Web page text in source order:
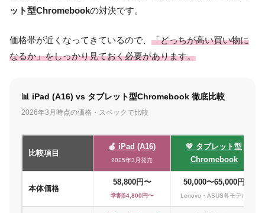
ット型Chromebookの対決です。
価格帯が近くなってきているので、 「どっちが高い買い物に
なるか」をしっかり見ておく必要があります。
📊 iPad (A16) vs タブレット型Chromebook 徹底比較
2026年3月時点の価格・スペックで比較
比較項目
🍎 iPad (A16)
2025年3月発売
💚 タブレット型
Chromebook
本体価格
58,800円〜
学割54,800円〜
50,000〜65,000円
Lenovo・ASUS各モデル